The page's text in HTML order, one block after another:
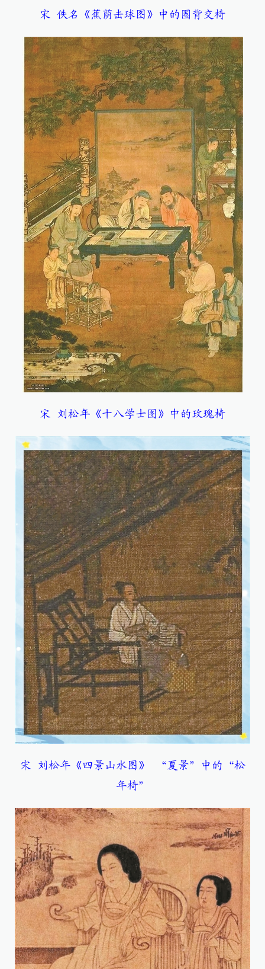
宋 佚名《蕉荫击球图》中的圈背交椅
宋 刘松年《十八学士图》中的玫瑰椅
宋 刘松年《四景山水图》 “夏景”中的“松
年椅”